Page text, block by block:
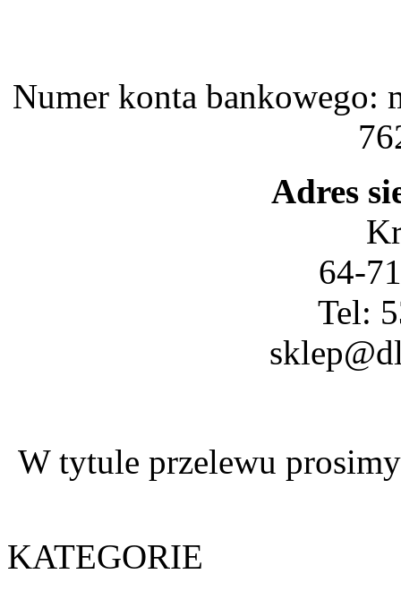
Numer konta bankowego:
Adres
64-
Tel:
W tytule przelewu
KATEGORIE